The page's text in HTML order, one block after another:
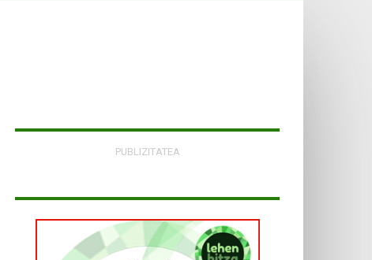
PUBLIZITATEA